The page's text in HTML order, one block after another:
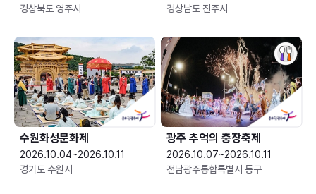
경상북도 영주시
경상남도 진주시
수원화성문화제
2026.10.04~2026.10.11
경기도 수원시
광주 추억의 충장축제
2026.10.07~2026.10.11
전남광주통합특별시 동구